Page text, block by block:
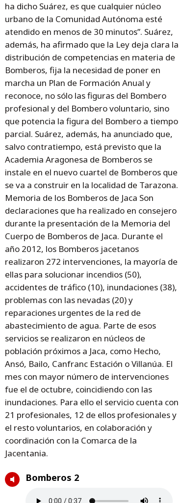
ha dicho Suárez, es que cualquier núcleo
urbano de la Comunidad Autónoma esté
atendido en menos de 30 minutos”. Suárez,
además, ha afirmado que la Ley deja clara la
distribución de competencias en materia de
Bomberos, fija la necesidad de poner en
marcha un Plan de Formación Anual y
reconoce, no sólo las figuras del Bombero
profesional y del Bombero voluntario, sino
que potencia la figura del Bombero a tiempo
parcial. Suárez, además, ha anunciado que,
salvo contratiempo, está previsto que la
Academia Aragonesa de Bomberos se
instale en el nuevo cuartel de Bomberos que
se va a construir en la localidad de Tarazona.
Memoria de los Bomberos de Jaca Son
declaraciones que ha realizado en consejero
durante la presentación de la Memoria del
Cuerpo de Bomberos de Jaca. Durante el
año 2012, los Bomberos jacetanos
realizaron 272 intervenciones, la mayoría de
ellas para solucionar incendios (50),
accidentes de tráfico (10), inundaciones (38),
problemas con las nevadas (20) y
reparaciones urgentes de la red de
abastecimiento de agua. Parte de esos
servicios se realizaron en núcleos de
población próximos a Jaca, como Hecho,
Ansó, Bailo, Canfranc Estación o Villanúa. El
mes con mayor número de intervenciones
fue el de octubre, coincidiendo con las
inundaciones. Para ello el servicio cuenta con
21 profesionales, 12 de ellos profesionales y
el resto voluntarios, en colaboración y
coordinación con la Comarca de la
Jacentania.
Bomberos 2